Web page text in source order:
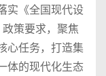
实《全国现代设
策要求，聚焦
心任务，打造集
体的现代化生态